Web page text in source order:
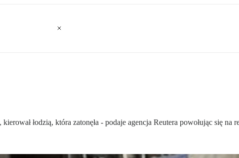
łodzią, która zatonęła - podaje agencja Reutera powołując się na